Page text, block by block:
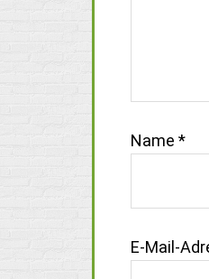
Name *
E-Mail-